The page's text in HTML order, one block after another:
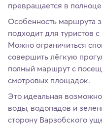
превращается в
Особенность маршрута
подходит для туристов
Можно ограничиться
совершить лёгкую
полный маршрут с
смотровых площадок.
Это идеальная
воды, водопадов и
сторону Варзобского